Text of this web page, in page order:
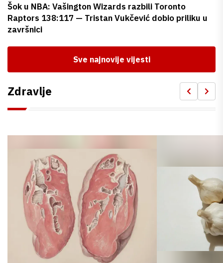
Šok u NBA: Vašington Wizards razbili Toronto
Raptors 138:117 — Tristan Vukčević dobio priliku u
završnici
Sve najnovije vijesti
Zdravlje